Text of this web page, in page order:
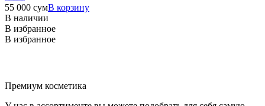
55 000 сумВ корзину
В наличии
В избранное
В избранное
Премиум косметика